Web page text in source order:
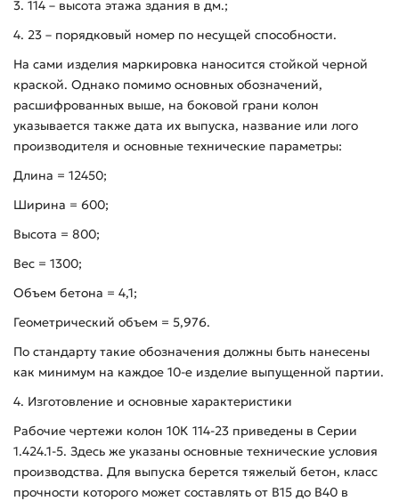
3. 114 – высота этажа здания в дм.;
4. 23 – порядковый номер по несущей способности.
На сами изделия маркировка наносится стойкой черной
краской. Однако помимо основных обозначений,
расшифрованных выше, на боковой грани колон
указывается также дата их выпуска, название или лого
производителя и основные технические параметры:
Длина = 12450;
Ширина = 600;
Высота = 800;
Вес = 1300;
Объем бетона = 4,1;
Геометрический объем = 5,976.
По стандарту такие обозначения должны быть нанесены
как минимум на каждое 10-е изделие выпущенной партии.
4. Изготовление и основные характеристики
Рабочие чертежи колон 10К 114-23 приведены в Серии
1.424.1-5. Здесь же указаны основные технические условия
производства. Для выпуска берется тяжелый бетон, класс
прочности которого может составлять от В15 до В40 в